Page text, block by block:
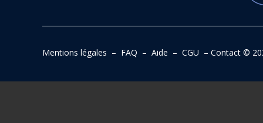
Mentions légales – FAQ – Aide – CGU – Contact©